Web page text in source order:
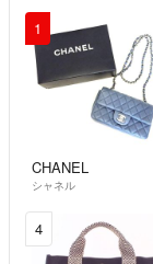
1
CHANEL
シャネル
4